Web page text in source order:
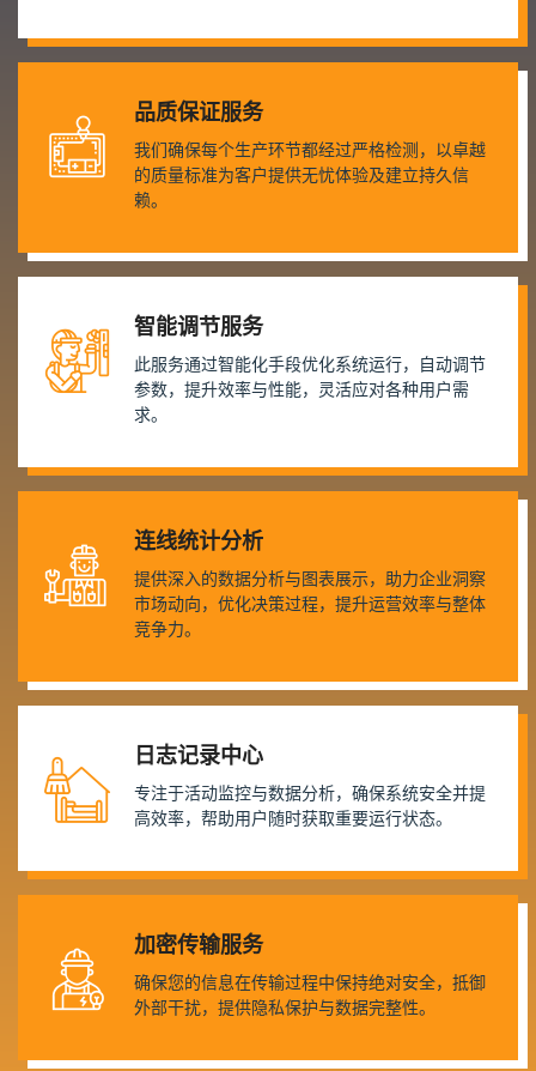
品质保证服务
我们确保每个生产环节都经过严格检测，以卓越
的质量标准为客户提供无忧体验及建立持久信
赖。
智能调节服务
此服务通过智能化手段优化系统运行，自动调节
参数，提升效率与性能，灵活应对各种用户需
求。
连线统计分析
提供深入的数据分析与图表展示，助力企业洞察
市场动向，优化决策过程，提升运营效率与整体
竞争力。
日志记录中心
专注于活动监控与数据分析，确保系统安全并提
高效率，帮助用户随时获取重要运行状态。
加密传输服务
确保您的信息在传输过程中保持绝对安全，抵御
外部干扰，提供隐私保护与数据完整性。